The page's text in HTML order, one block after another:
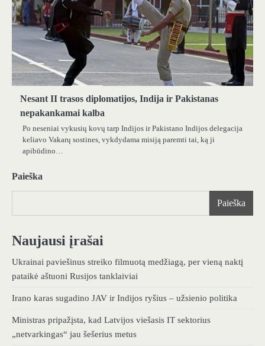
Nesant II trasos diplomatijos, Indija ir Pakistanas
nepakankamai kalba
Po neseniai vykusių kovų tarp Indijos ir Pakistano Indijos delegacija
keliavo Vakarų sostines, vykdydama misiją paremti tai, ką ji
apibūdino…
Paieška
Paieška
Naujausi įrašai
Ukrainai paviešinus streiko filmuotą medžiagą, per vieną naktį
pataikė aštuoni Rusijos tanklaiviai
Irano karas sugadino JAV ir Indijos ryšius – užsienio politika
Ministras pripažįsta, kad Latvijos viešasis IT sektorius
„netvarkingas“ jau šešerius metus